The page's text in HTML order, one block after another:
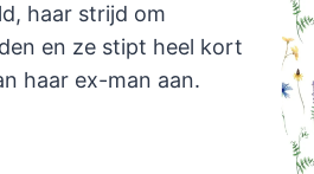
haar strijd om
en ze stipt heel kort
haar ex-man aan.